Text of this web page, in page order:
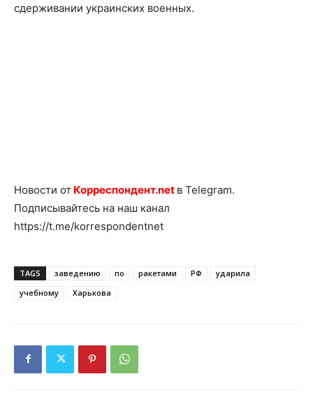
сдерживании украинских военных.
Новости от Корреспондент.net в Telegram.
Подписывайтесь на наш канал
https://t.me/korrespondentnet
TAGS заведению по ракетами РФ
ударила
учебному
Харькова